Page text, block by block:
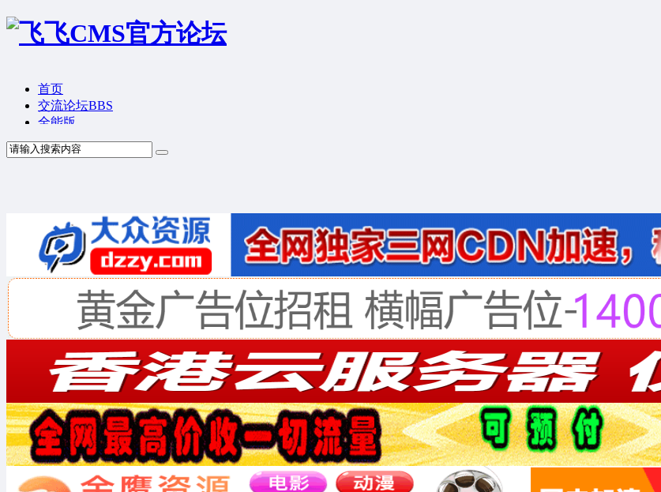
首页
交流论坛BBS
全能版
TV版
产品价格